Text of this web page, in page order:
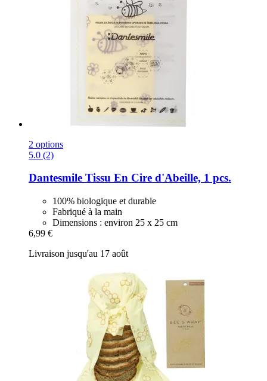
2 options
5.0 (2)
Dantesmile Tissu En Cire d'Abeille, 1 pcs.
100% biologique et durable
Fabriqué à la main
Dimensions : environ 25 x 25 cm
6,99 €
Livraison jusqu'au 17 août